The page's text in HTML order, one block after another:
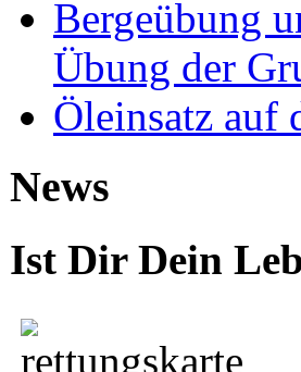
Bergeübung
Übung der
Öleinsatz auf
News
Ist Dir Dein